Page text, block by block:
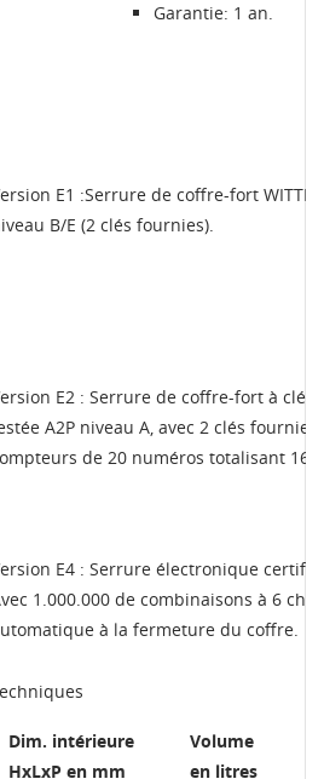
Garantie: 1 an.
E1 :Serrure de coffre-fort
B/E (2 clés fournies).
E2 : Serrure de coffre-fort à clés
A2P niveau A, avec 2 clés
de 20 numéros totalisant
E4 : Serrure électronique
1.000.000 de combinaisons à 6
à la fermeture du coffre.
Dim. intérieure
HxLxP en mm
Volume
en litres